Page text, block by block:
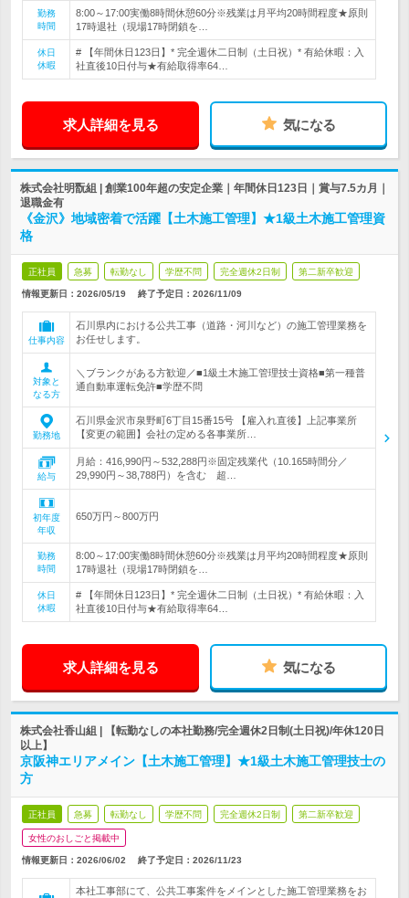
勤務
時間
8:00～17:00実働8時間休憩60分※残業は月平均20時間程度★原則
17時退社（現場17時閉鎖を…
休日
休暇
# 【年間休日123日】* 完全週休二日制（土日祝）* 有給休暇：入
社直後10日付与★有給取得率64…
求人詳細を見る 気になる
株式会社明翫組 | 創業100年超の安定企業｜年間休日123日｜賞与7.5カ月｜
退職金有
《金沢》地域密着で活躍【土木施工管理】★1級土木施工管理資
格
正社員 急募 転勤なし 学歴不問 完全週休2日制 第二新卒歓迎
情報更新日：2026/05/19 終了予定日： 2026/11/09
仕事内容
石川県内における公共工事（道路・河川など）の施工管理業務を
お任せします。
対象と
なる方
＼ブランクがある方歓迎／■1級土木施工管理技士資格■第一種普
通自動車運転免許■学歴不問
勤務地
石川県金沢市泉野町6丁目15番15号 【雇入れ直後】上記事業所
【変更の範囲】会社の定める各事業所…
給与
月給：416,990円～532,288円※固定残業代（10.165時間分／
29,990円～38,788円）を含む 超…
初年度
年収
650万円～800万円
勤務
時間
8:00～17:00実働8時間休憩60分※残業は月平均20時間程度★原則
17時退社（現場17時閉鎖を…
休日
休暇
# 【年間休日123日】* 完全週休二日制（土日祝）* 有給休暇：入
社直後10日付与★有給取得率64…
求人詳細を見る 気になる
株式会社香山組 | 【転勤なしの本社勤務/完全週休2日制(土日祝)/年休120日
以上】
京阪神エリアメイン【土木施工管理】★1級土木施工管理技士の
方
正社員 急募 転勤なし 学歴不問 完全週休2日制 第二新卒歓迎
女性のおしごと掲載中
情報更新日：2026/06/02 終了予定日： 2026/11/23
本社工事部にて、公共工事案件をメインとした施工管理業務をお